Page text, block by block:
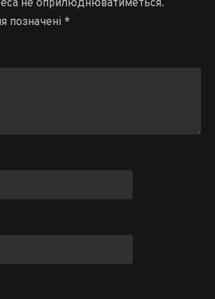
не оприлюднюватиметься.
позначені *